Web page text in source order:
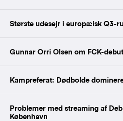
Største udesejr i europæisk Q3-
Gunnar Orri Olsen om FCK-
Kampreferat: Dødbolde
Problemer med streaming af
København